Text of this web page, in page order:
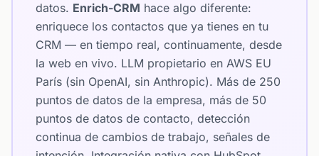
datos. Enrich-CRM hace algo diferente:
enriquece los contactos que ya tienes en tu
CRM — en tiempo real, continuamente, desde
la web en vivo. LLM propietario en AWS EU
París (sin OpenAI, sin Anthropic). Más de 250
puntos de datos de la empresa, más de 50
puntos de datos de contacto, detección
continua de cambios de trabajo, señales de